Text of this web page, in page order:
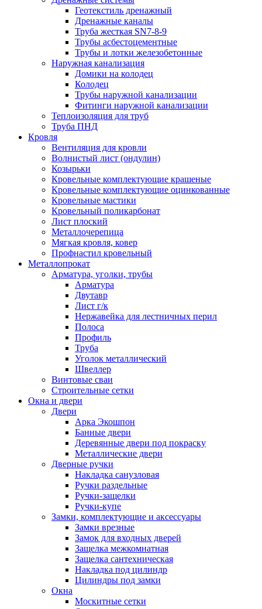
Геотекстиль дренажный
Дренажные каналы
Труба жесткая SN7-8-9
Трубы асбестоцементные
Трубы и лотки железобетонные
Наружная канализация
Домики на колодец
Колодец
Трубы наружной канализации
Фитинги наружной канализации
Теплоизоляция для труб
Труба ПНД
Кровля
Вентиляция для кровли
Волнистый лист (ондулин)
Козырьки
Кровельные комплектующие крашеные
Кровельные комплектующие оцинкованные
Кровельные мастики
Кровельный поликарбонат
Лист плоский
Металлочерепица
Мягкая кровля, ковер
Профнастил кровельный
Металлопрокат
Арматура, уголки, трубы
Арматура
Двутавр
Лист г/к
Нержавейка для лестничных перил
Полоса
Профиль
Труба
Уголок металлический
Швеллер
Винтовые сваи
Строительные сетки
Окна и двери
Двери
Арка Экошпон
Банные двери
Деревянные двери под покраску
Металлические двери
Дверные ручки
Накладка санузловая
Ручки раздельные
Ручки-защелки
Ручки-купе
Замки, комплектующие и аксессуары
Замки врезные
Замок для входных дверей
Защелка межкомнатная
Защелка сантехническая
Накладка под цилиндр
Цилиндры под замки
Окна
Москитные сетки